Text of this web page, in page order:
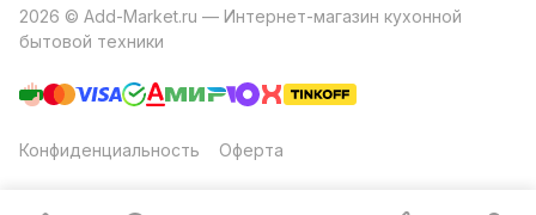
2026 © Add-Market.ru — Интернет-магазин кухонной
бытовой техники
Конфиденциальность Оферта